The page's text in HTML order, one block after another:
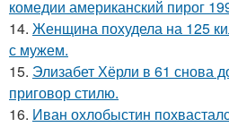
комедии американский пирог
14. Женщина похудела на 125
с мужем.
15. Элизабет Хёрли в 61 снова
приговор стилю.
16. Иван охлобыстин